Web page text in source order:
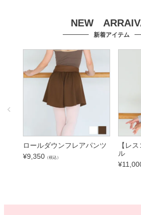
NEW
新着アイテム
ロールダウンフレアパンツ
¥9,350 （税込）
【レ
ル
¥